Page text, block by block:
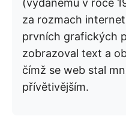
(vydanému v roce
za rozmach
prvních grafických
zobrazoval text a
čímž se web stal
přívětivějším.